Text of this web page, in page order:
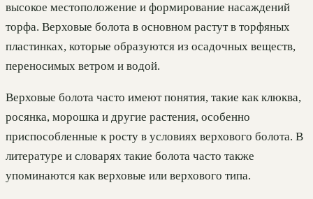
высокое местоположение и формирование насаждений
торфа. Верховые болота в основном растут в торфяных
пластинках, которые образуются из осадочных веществ,
переносимых ветром и водой.
Верховые болота часто имеют понятия, такие как клюква,
росянка, морошка и другие растения, особенно
приспособленные к росту в условиях верхового болота. В
литературе и словарях такие болота часто также
упоминаются как верховые или верхового типа.